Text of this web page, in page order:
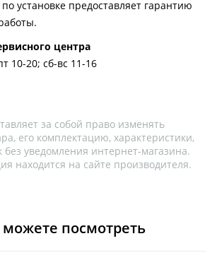
установке предоставляет гарантию
центра
10-20; сб-вс 11-16
за собой право изменять
его комплектацию, характеристики,
уведомления интернет-магазина.
находится на сайте производителя.
посмотреть